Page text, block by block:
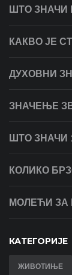
ШТО ЗНАЧИ
КАКВО ЈЕ
ДУХОВНИ
ЗНАЧЕЊЕ
ШТО ЗНАЧИ
КОЛИКО
МОЛЕЋИ ЗА
КАТЕГОРИЈЕ
ЖИВОТИЊЕ